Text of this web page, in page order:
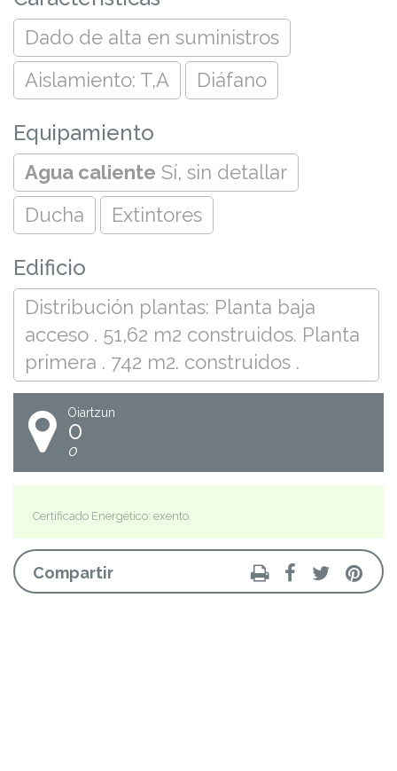
Dado de alta en suministros
Aislamiento: T,A
Diáfano
Equipamiento
Agua caliente Sí, sin detallar
Ducha
Extintores
Edificio
Distribución plantas: Planta baja
acceso . 51,62 m2 construidos. Planta
primera . 742 m2. construidos .
Oiartzun
0
0
Certificado Energético: exento.
Compartir